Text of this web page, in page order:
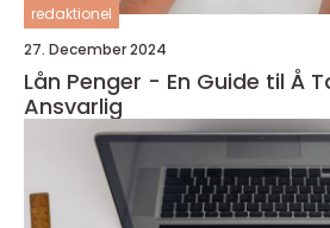
redaktionel
27. December 2024
Lån Penger - En Guide til Å
Ansvarlig